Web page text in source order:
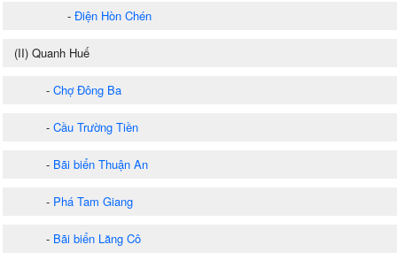
- Điện Hòn Chén
(II) Quanh Huế
- Chợ Đông Ba
- Cầu Trường Tiền
- Bãi biển Thuận An
- Phá Tam Giang
- Bãi biển Lăng Cô